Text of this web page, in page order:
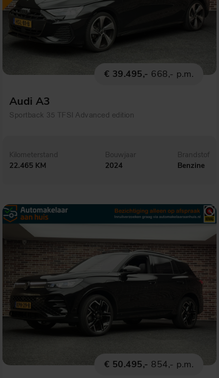
€ 39.495,- 668,- p.m.
Audi A3
Sportback 35 TFSI Advanced edition
Kilometerstand
22.465 KM
Bouwjaar
2024
Brandstof
Benzine
€ 50.495,- 854,- p.m.